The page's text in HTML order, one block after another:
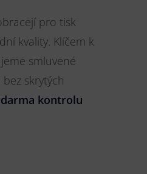
pro tisk
kvality. Klíčem k
smluvené
skrytých
kontrolu